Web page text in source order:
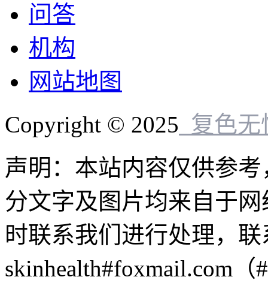
问答
机构
网站地图
Copyright © 2025 复色无
声明：本站内容仅供参
分文字及图片均来自于
时联系我们进行处理，
skinhealth#foxmail.com（